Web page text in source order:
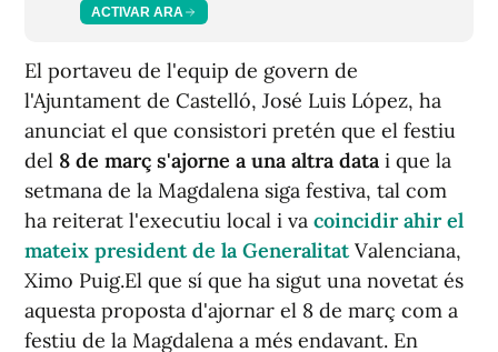
ACTIVAR ARA
El portaveu de l'equip de govern de
l'Ajuntament de Castelló, José Luis López, ha
anunciat el que consistori pretén que el festiu
del 8 de març s'ajorne a una altra data i que la
setmana de la Magdalena siga festiva, tal com
ha reiterat l'executiu local i va coincidir ahir el
mateix president de la GeneralitatValenciana,
Ximo Puig.El que sí que ha sigut una novetat és
aquesta proposta d'ajornar el 8 de març com a
festiu de la Magdalena a més endavant. En